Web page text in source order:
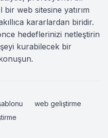
web sitesine yatırım
kararlardan biridir.
hedeflerinizi netleştirin
kurabilecek bir
web geliştirme